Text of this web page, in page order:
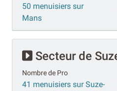
50 menuisiers sur
Mans
Secteur de
Nombre de Pro
41 menuisiers sur Suze-